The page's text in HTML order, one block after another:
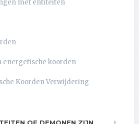
met entiteiten
energetische koorden
Koorden Verwijdering